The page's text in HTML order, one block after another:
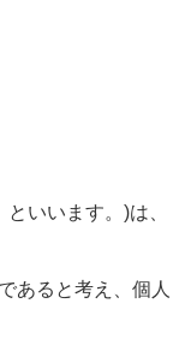
いいます。)は、
あると考え、個人